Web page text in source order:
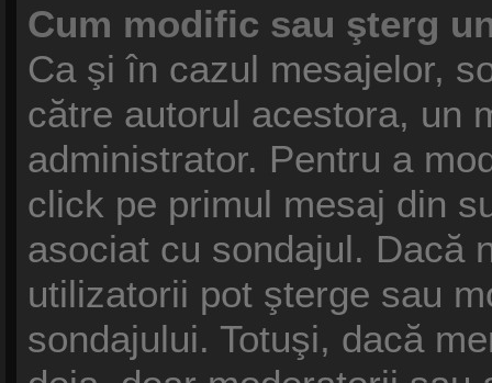
Cum modific sau şterg
Ca şi în cazul mesajelor,
către autorul acestora, un
administrator. Pentru a
click pe primul mesaj din
asociat cu sondajul. Dacă
utilizatorii pot şterge sau
sondajului. Totuşi, dacă